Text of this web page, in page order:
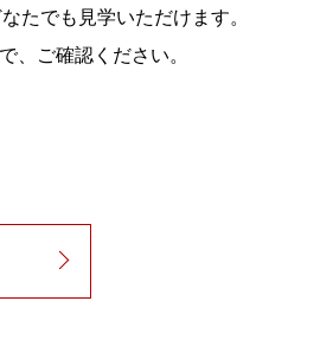
たでも見学いただけます。
、ご確認ください。